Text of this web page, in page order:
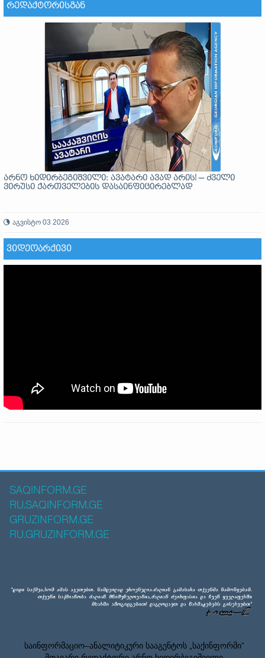
ᲠᲔᲓᲐᲥᲢᲝᲠᲘᲡᲒᲐᲜ
არნო ხიდირბეგიშვილი: ავატარი ავად არის! — ძველი
ვირუსი ქართველების დასაინფიცირებლად
აგვისტო 03 2026
ᲕᲘᲓᲔᲝᲐᲠᲥᲘᲕᲘ
SAQINFORM.GE
RU.SAQINFORM.GE
GRUZINFORM.GE
RU.GRUZINFORM.GE
საინფორმაციო–ანალიტიკური სააგენტოს „საქინფორმი”